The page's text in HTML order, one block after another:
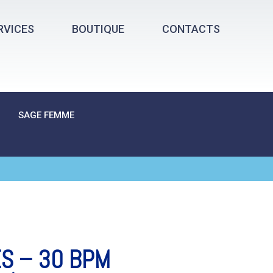
BOUTIQUE CONTACTS
SAGE FEMME
– 30 BPM